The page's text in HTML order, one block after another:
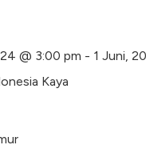
@ 3:00 pm - 1 Juni,
Kaya